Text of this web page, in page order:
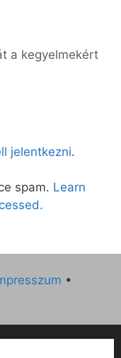
a kegyelmekért
jelentkezni.
spam. Learn
•